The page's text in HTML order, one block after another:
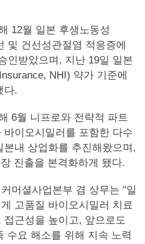
12월 일본 후생노동성
및 건선성관절염 적응증에
인받았으며, 지난 19일 일본
NHI) 약가 기준에
다.
6월 니프로와 전략적 파트
이오시밀러를 포함한 다수
내 상업화를 추진해왔으며,
진출을 본격화하게 됐다.
머셜사업본부 겸 상무는 "일
고품질 바이오시밀러 치료
근성을 높이고, 앞으로도
수요 해소를 위해 지속 노력